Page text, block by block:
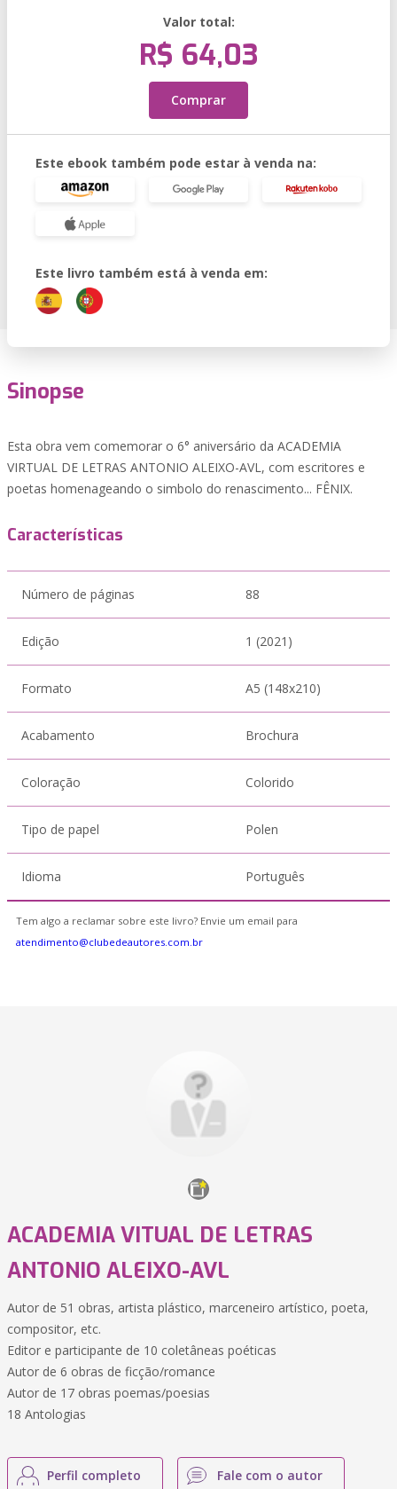
Valor total:
R$ 64,03
Comprar
Este ebook também pode estar à venda na:
Este livro também está à venda em:
Sinopse
Esta obra vem comemorar o 6° aniversário da ACADEMIA
VIRTUAL DE LETRAS ANTONIO ALEIXO-AVL, com escritores e
poetas homenageando o simbolo do renascimento... FÊNIX.
Características
Número de páginas 88
Edição 1 (2021)
Formato A5 (148x210)
Acabamento Brochura
Coloração Colorido
Tipo de papel Polen
Idioma Português
Tem algo a reclamar sobre este livro? Envie um email para
atendimento@clubedeautores.com.br
ACADEMIA VITUAL DE LETRAS
ANTONIO ALEIXO-AVL
Autor de 51 obras, artista plástico, marceneiro artístico, poeta,
compositor, etc.
Editor e participante de 10 coletâneas poéticas
Autor de 6 obras de ficção/romance
Autor de 17 obras poemas/poesias
18 Antologias
Perfil completo Fale com o autor